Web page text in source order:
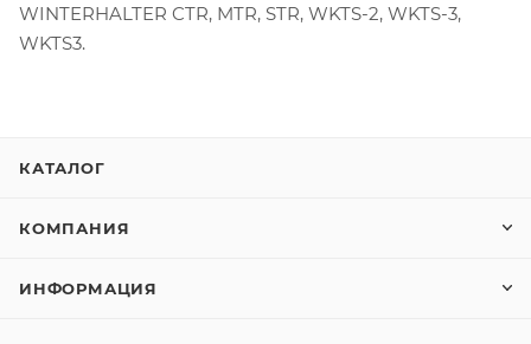
WINTERHALTER CTR, MTR, STR, WKTS-2, WKTS-3,
WKTS3.
КАТАЛОГ
КОМПАНИЯ
ИНФОРМАЦИЯ